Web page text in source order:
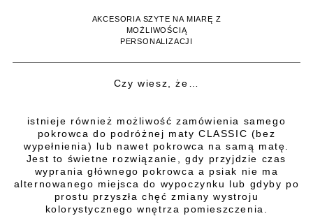
AKCESORIA SZYTE NA MIARĘ Z
MOŻLIWOŚCIĄ
PERSONALIZACJI
Czy wiesz, że…
istnieje również możliwość zamówienia samego
pokrowca do podróżnej maty CLASSIC (bez
wypełnienia) lub nawet pokrowca na samą matę.
Jest to świetne rozwiązanie, gdy przyjdzie czas
wyprania głównego pokrowca a psiak nie ma
alternowanego miejsca do wypoczynku lub gdyby po
prostu przyszła chęć zmiany wystroju
kolorystycznego wnętrza pomieszczenia.